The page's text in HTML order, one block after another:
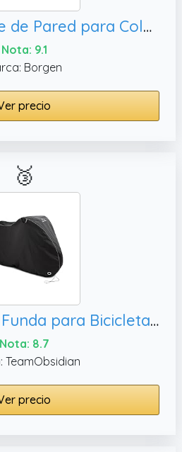
Borgen Soporte de Pared para Colgar Bicicletas - Ángulo y Distancia Ajustables, MTB - Acolchado Extra Suave
Nota: 9.1
Borgen
precio
🥉
Team Obsidian Funda para Bicicleta Exterior Impermeable - 210D Oxford - Protección UV Anti Polvo y Lluvia con Orificios para Candado - Guarda Bicicletas Exterior - Cubre de 1 a 3 Bicis
Nota: 8.7
TeamObsidian
precio